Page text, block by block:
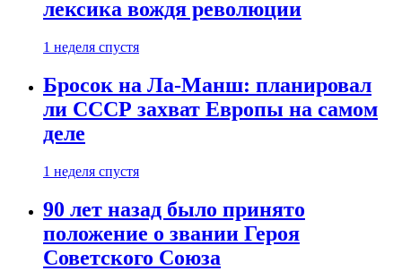
лексика вождя революции
1 неделя спустя
Бросок на Ла-Манш: планировал
ли СССР захват Европы на самом
деле
1 неделя спустя
90 лет назад было принято
положение о звании Героя
Советского Союза